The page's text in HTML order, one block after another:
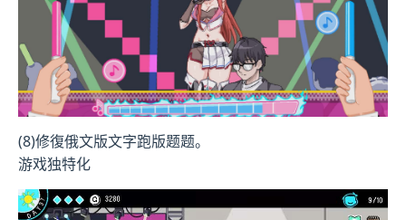
(8)修復俄文版文字跑版题题。
游戏独特化